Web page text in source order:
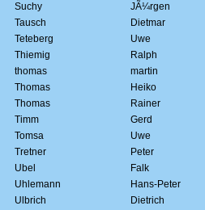
Suchy
JÃ¼rgen
Tausch
Dietmar
Teteberg
Uwe
Thiemig
Ralph
thomas
martin
Thomas
Heiko
Thomas
Rainer
Timm
Gerd
Tomsa
Uwe
Tretner
Peter
Ubel
Falk
Uhlemann
Hans-Peter
Ulbrich
Dietrich